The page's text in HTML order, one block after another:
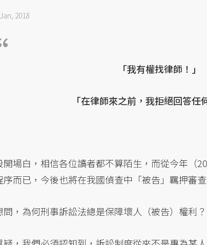
2018
「我有權找律師！」
「在律師來之前，我拒絕回答任
開場白，相信各位讀者都不算陌生，而從今年（
而已，今後也將在我國偵查中「被告」羈押審
問，為何刑事訴訟法總是保障壞人（被告）權利？